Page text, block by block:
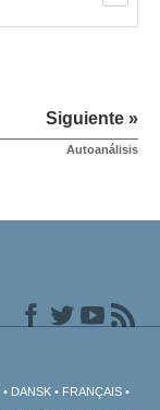
Siguiente »
Autoanálisis
DANSK FRANÇAIS